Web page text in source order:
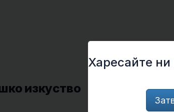
изкуство
Харесайте